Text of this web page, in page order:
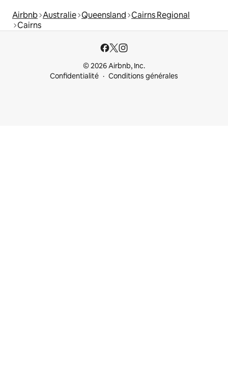
Airbnb Australie Queensland Cairns Regional
Cairns
© 2026 Airbnb, Inc.
Confidentialité
Conditions générales